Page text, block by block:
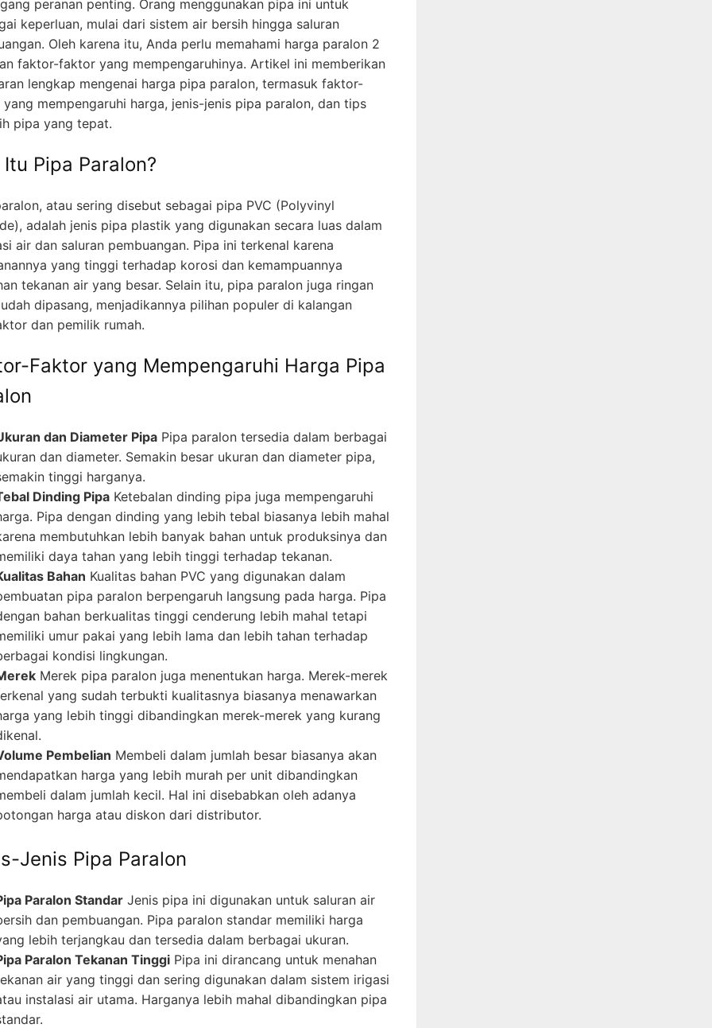
peranan penting. Orang menggunakan pipa ini untuk
keperluan, mulai dari sistem air bersih hingga saluran
Oleh karena itu, Anda perlu memahami harga paralon 2
faktor-faktor yang mempengaruhinya. Artikel ini memberikan
lengkap mengenai harga pipa paralon, termasuk faktor-
mempengaruhi harga, jenis-jenis pipa paralon, dan tips
pipa yang tepat.
Pipa Paralon?
atau sering disebut sebagai pipa PVC (Polyvinyl
adalah jenis pipa plastik yang digunakan secara luas dalam
air dan saluran pembuangan. Pipa ini terkenal karena
yang tinggi terhadap korosi dan kemampuannya
tekanan air yang besar. Selain itu, pipa paralon juga ringan
dipasang, menjadikannya pilihan populer di kalangan
dan pemilik rumah.
Faktor yang Mempengaruhi Harga Pipa
dan Diameter Pipa Pipa paralon tersedia dalam berbagai
dan diameter. Semakin besar ukuran dan diameter pipa,
tinggi harganya.
Dinding Pipa Ketebalan dinding pipa juga mempengaruhi
Pipa dengan dinding yang lebih tebal biasanya lebih mahal
membutuhkan lebih banyak bahan untuk produksinya dan
daya tahan yang lebih tinggi terhadap tekanan.
Bahan Kualitas bahan PVC yang digunakan dalam
pipa paralon berpengaruh langsung pada harga. Pipa
bahan berkualitas tinggi cenderung lebih mahal tetapi
umur pakai yang lebih lama dan lebih tahan terhadap
kondisi lingkungan.
Merek pipa paralon juga menentukan harga. Merek-merek
yang sudah terbukti kualitasnya biasanya menawarkan
yang lebih tinggi dibandingkan merek-merek yang kurang
Pembelian Membeli dalam jumlah besar biasanya akan
harga yang lebih murah per unit dibandingkan
dalam jumlah kecil. Hal ini disebabkan oleh adanya
harga atau diskon dari distributor.
Jenis Pipa Paralon
Paralon Standar Jenis pipa ini digunakan untuk saluran air
dan pembuangan. Pipa paralon standar memiliki harga
lebih terjangkau dan tersedia dalam berbagai ukuran.
Paralon Tekanan Tinggi Pipa ini dirancang untuk menahan
air yang tinggi dan sering digunakan dalam sistem irigasi
instalasi air utama. Harganya lebih mahal dibandingkan pipa